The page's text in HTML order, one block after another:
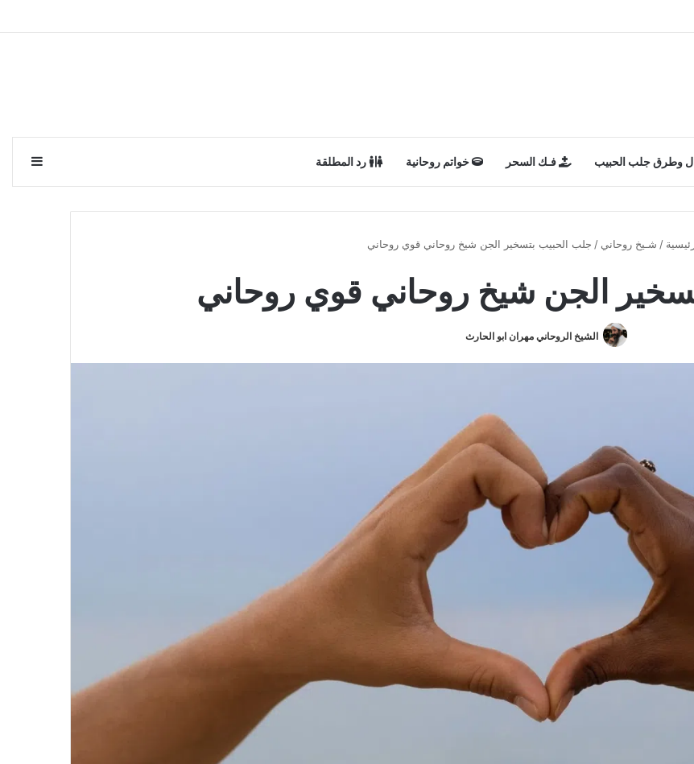
وطرق جلب الحبيب فـك السحر خواتم روحانية رد المطلقة
/ شـيخ روحاني / جلب الحبيب بتسخير الجن شيخ روحاني قوي روحاني
الجن شيخ روحاني قوي روحاني
الشيخ الروحاني مهران ابو الحارث